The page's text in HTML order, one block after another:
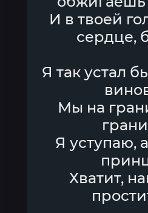
И в твоей
сердце,
Я так устал
Мы на
Я уступаю,
Хватит,